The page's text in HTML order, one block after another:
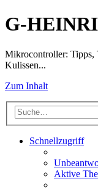
G-
Mikrocontroller: Tipps,
Kulissen...
Zum Inhalt
Schnellzugriff
Aktive